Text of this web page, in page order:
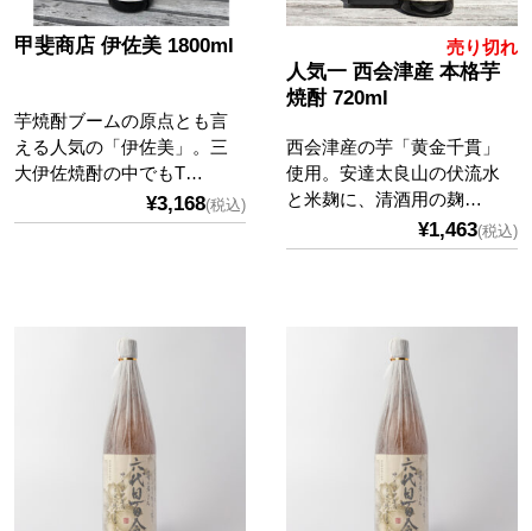
甲斐商店 伊佐美 1800ml
芋焼酎ブームの原点とも言
える人気の「伊佐美」。三
大伊佐焼酎の中でもT…
¥3,168(税込)
売り切れ
人気一 西会津産 本格芋
焼酎 720ml
西会津産の芋「黄金千貫」
使用。安達太良山の伏流水
と米麹に、清酒用の麹…
¥1,463(税込)